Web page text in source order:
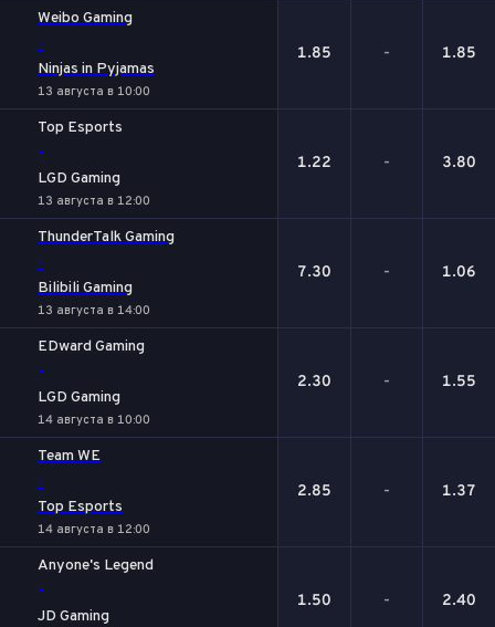
Weibo Gaming
-
Ninjas in Pyjamas
13 августа в 10:00
1.85 - 1.85
Top Esports
-
LGD Gaming
13 августа в 12:00
1.22 - 3.80
ThunderTalk Gaming
-
Bilibili Gaming
13 августа в 14:00
7.30 - 1.06
EDward Gaming
-
LGD Gaming
14 августа в 10:00
2.30 - 1.55
Team WE
-
Top Esports
14 августа в 12:00
2.85 - 1.37
Anyone's Legend
-
JD Gaming
1.50 - 2.40